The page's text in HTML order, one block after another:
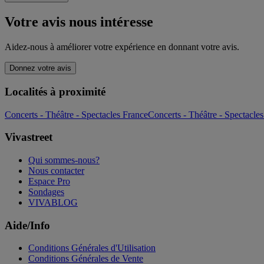
Votre avis nous intéresse
Aidez-nous à améliorer votre expérience en donnant votre avis.
Donnez votre avis
Localités à proximité
Concerts - Théâtre - Spectacles FranceConcerts - Théâtre -
Vivastreet
Qui sommes-nous?
Nous contacter
Espace Pro
Sondages
VIVABLOG
Aide/Info
Conditions Générales d'Utilisation
Conditions Générales de Vente